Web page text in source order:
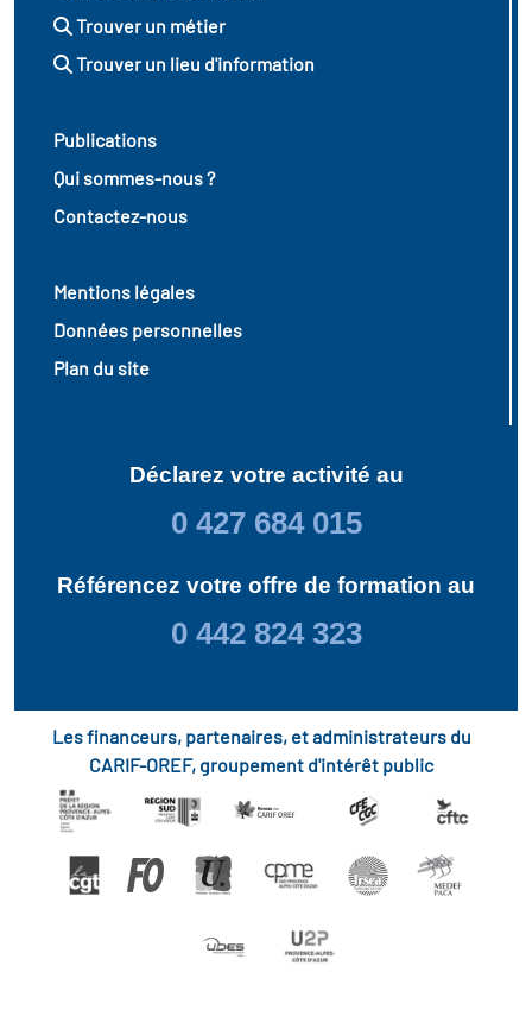
Trouver un métier
Trouver un lieu d'information
Publications
Qui sommes-nous ?
Contactez-nous
Mentions légales
Données personnelles
Plan du site
Déclarez votre activité au
0 427 684 015
Référencez votre offre de formation au
0 442 824 323
Les financeurs, partenaires, et administrateurs du
CARIF-OREF, groupement d'intérêt public